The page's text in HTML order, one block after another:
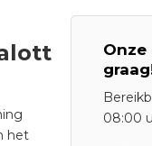
het
08:00